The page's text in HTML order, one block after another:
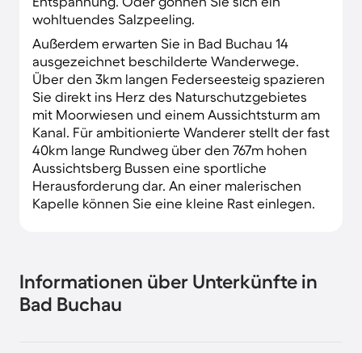
wohltuendes Salzpeeling.
Außerdem erwarten Sie in Bad Buchau 14
ausgezeichnet beschilderte Wanderwege.
Über den 3km langen Federseesteig spazieren
Sie direkt ins Herz des Naturschutzgebietes
mit Moorwiesen und einem Aussichtsturm am
Kanal. Für ambitionierte Wanderer stellt der fast
40km lange Rundweg über den 767m hohen
Aussichtsberg Bussen eine sportliche
Herausforderung dar. An einer malerischen
Kapelle können Sie eine kleine Rast einlegen.
Informationen über Unterkünfte in
Bad Buchau